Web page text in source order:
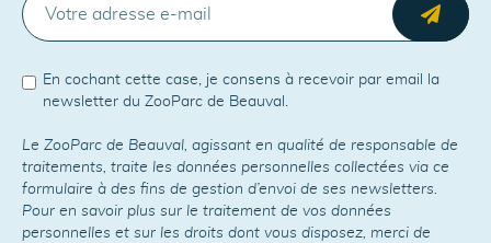
En cochant cette case, je consens à recevoir par email la
newsletter du ZooParc de Beauval.
Le ZooParc de Beauval, agissant en qualité de responsable de
traitements, traite les données personnelles collectées via ce
formulaire à des fins de gestion d’envoi de ses newsletters.
Pour en savoir plus sur le traitement de vos données
personnelles et sur les droits dont vous disposez, merci de